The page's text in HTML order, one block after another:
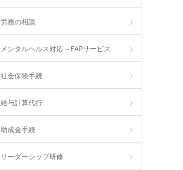
労務の相談
メンタルヘルス対応～EAPサービス
社会保険手続
給与計算代行
助成金手続
リーダーシップ研修